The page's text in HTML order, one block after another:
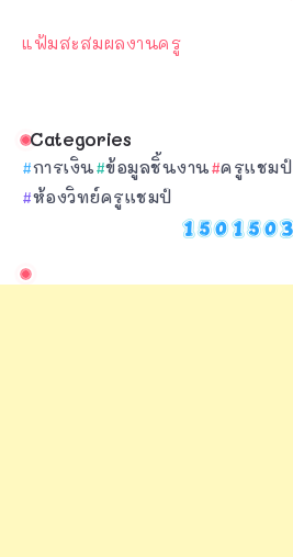
แฟ้มสะสมผลงานครู
Categories
การเงิน ข้อมูลชิ้นงาน ครูแชมป์
ห้องวิทย์ครูแชมป์